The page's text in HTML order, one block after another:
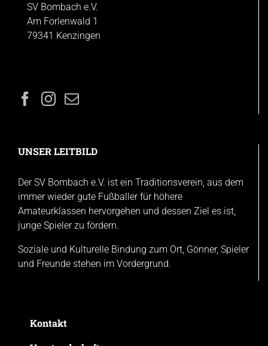
SV Bombach e.V.
Am Forlenwald 1
79341 Kenzingen
UNSER LEITBILD
Der SV Bombach e.V. ist ein Traditionsverein, aus dem
immer wieder gute Fußballer für höhere
Amateurklassen hervorgehen und dessen Ziel es ist,
junge Spieler zu fördern.
Soziale und Kulturelle Bindung zum Ort, Gönner, Spieler
und Freunde stehen im Vordergrund.
Kontakt